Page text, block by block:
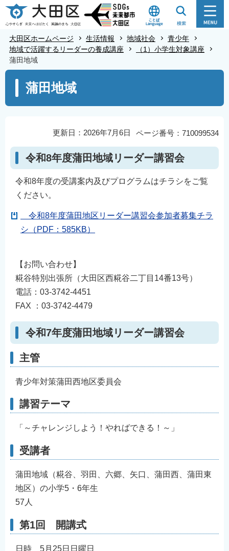
こ
の
の
頭
大田区ホームページ 生活情報 地域社会
青少年
地域で活躍するリーダーの養成講座
（1）小学生対象講座
蒲田地域
こ
ら
蒲田地域
ページ番号：710099534
更新日：2026年7月6日
令和8年度蒲田地域リーダー講習会
令和8年度の受講案内及びプログラムはチラシをご覧
ください。
令和8年度蒲田地区リーダー講習会参加者募集チラ
シ（PDF：585KB）
【お問い合わせ】
糀谷特別出張所（大田区西糀谷二丁目14番13号）
電話：03-3742-4451
FAX ：03-3742-4479
令和7年度蒲田地域リーダー講習会
主管
青少年対策蒲田西地区委員会
講習テーマ
「～チャレンジしよう！やればできる！～」
受講者
蒲田地域（糀谷、羽田、六郷、矢口、蒲田西、蒲田東
地区）の小学5・6年生
57人
第1回 開講式
日時 5月25日日曜日